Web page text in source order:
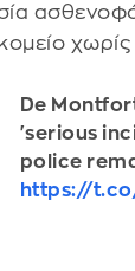
De
'serious
police
https://